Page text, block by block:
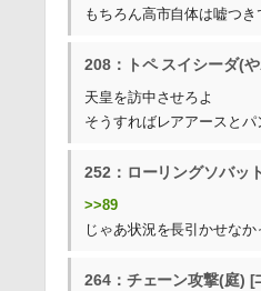
もちろん高市自体は嘘つ
208：トペ スイシーダ(
天皇を訪中させろよ
そうすればレアアースと
252：ローリングソバッ
>>89
じゃあ状況を長引かせな
264：チェーン攻撃(庭) [